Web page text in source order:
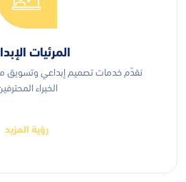
المرئيات
نقدّم خدمات تصميم إبداعي وتسويق
الخبراء
رؤية المزيد